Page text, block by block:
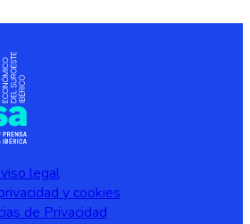
legal
y cookies
de Privacidad